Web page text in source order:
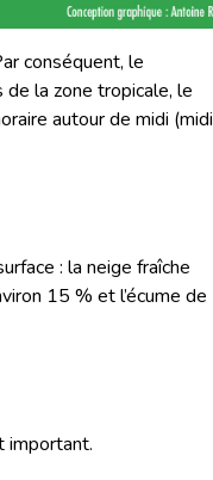
conséquent, le
de la zone tropicale, le
autour de midi (midi
: la neige fraîche
15 % et l’écume de
important.